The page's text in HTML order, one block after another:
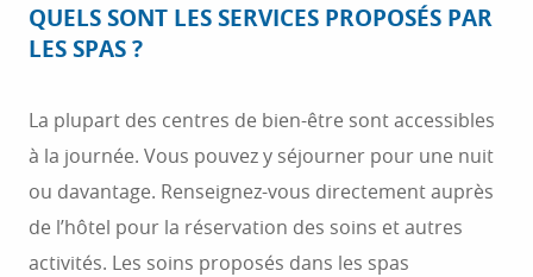
QUELS SONT LES SERVICES PROPOSÉS PAR
LES SPAS ?
La plupart des centres de bien-être sont accessibles
à la journée. Vous pouvez y séjourner pour une nuit
ou davantage. Renseignez-vous directement auprès
de l’hôtel pour la réservation des soins et autres
activités. Les soins proposés dans les spas